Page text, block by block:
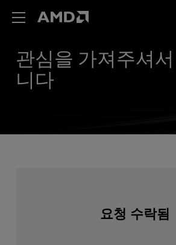
관심을 가져주셔
니다
요청 수락됨